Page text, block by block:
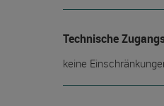
Technische
keine